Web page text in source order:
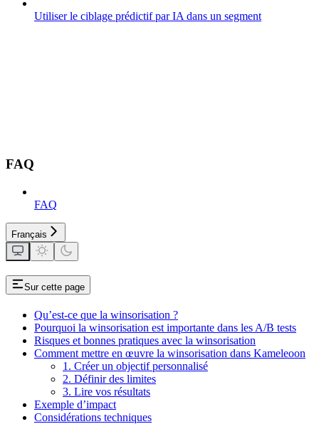
Utiliser le ciblage prédictif par IA dans un segment
FAQ
FAQ
Français
Sur cette page
Qu’est-ce que la winsorisation ?
Pourquoi la winsorisation est importante dans les A/B tests
Risques et bonnes pratiques avec la winsorisation
Comment mettre en œuvre la winsorisation dans Kameleoon
1. Créer un objectif personnalisé
2. Définir des limites
3. Lire vos résultats
Exemple d’impact
Considérations techniques